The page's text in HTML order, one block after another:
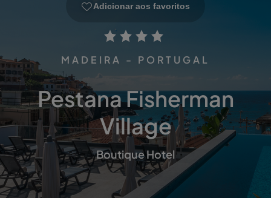
Adicionar aos favoritos
MADEIRA - PORTUGAL
Pestana Fisherman
Village
Boutique Hotel